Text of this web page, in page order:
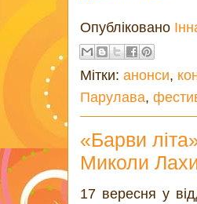
Опубліковано
Мітки: анонси,
Парулава,
«Барви
Миколи
17 вересня у